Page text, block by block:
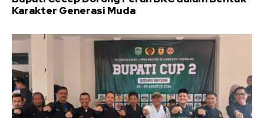
Karakter Generasi Muda